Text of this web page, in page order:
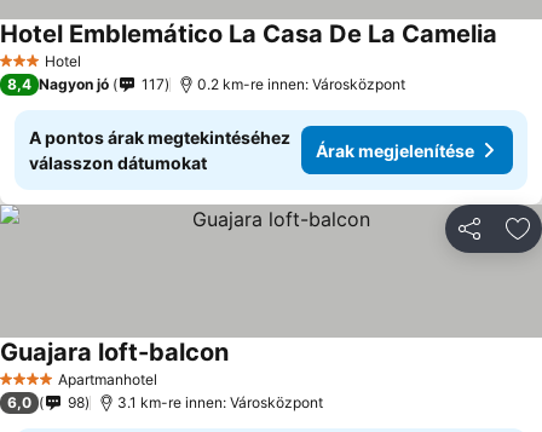
3 Kategória
Hotel
Hotel Emblemático La Casa De La Camelia
8,4 Nagyon jó 117 0.2 km-re innen: Városközpont
A pontos árak megtekintéséhez
válasszon dátumokat
Árak megjelenítése
4 KategóriaApartmanhotel
Guajara loft-balcon
6,0 98 3.1 km-re innen: Városközpont